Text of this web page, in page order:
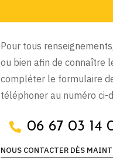
Pour tous
ou bien afin de connaître
compléter le formulaire
téléphoner au numéro ci-
06 67 03 14
NOUS CONTACTER DÈS